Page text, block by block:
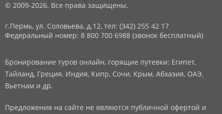
© 2009-2026. Все права защищены.
г.Пермь, ул. Соловьева, д.12, тел: (342) 255 42 17
Федеральный номер: 8 800 700 6988 (звонок бесплатный)
Бронирование туров онлайн, горящие путевки: Египет,
Тайланд, Греция, Индия, Кипр, Сочи, Крым, Абхазия, ОАЭ,
Вьетнам и др.
Предложения на сайте не являются публичной офертой и